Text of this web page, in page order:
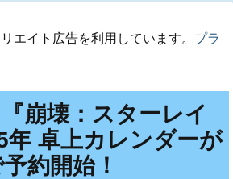
エイト広告を利用しています。 プラ
『崩壊：スターレイ
年 卓上カレンダーが
約開始！